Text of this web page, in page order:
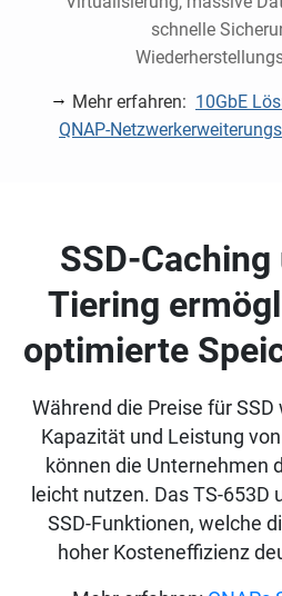
schnelle
Mehr erfahren: 10GbE
QNAP-
SSD-
Tiering
optimierte
Während die Preise für
Kapazität und Leistung
können die Unternehmen
leicht nutzen. Das TS-
SSD-Funktionen, welche
hoher Kosteneffizienz